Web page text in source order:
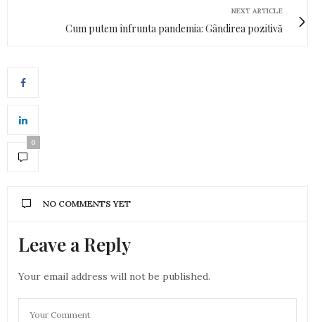
NEXT ARTICLE
Cum putem înfrunta pandemia: Gândirea pozitivă
0
NO COMMENTS YET
Leave a Reply
Your email address will not be published.